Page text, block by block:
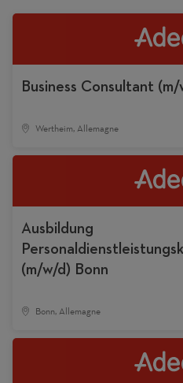
Business Consultant
Wertheim, Allemagne
Ausbildung
(m/w/d) Bonn
Bonn, Allemagne